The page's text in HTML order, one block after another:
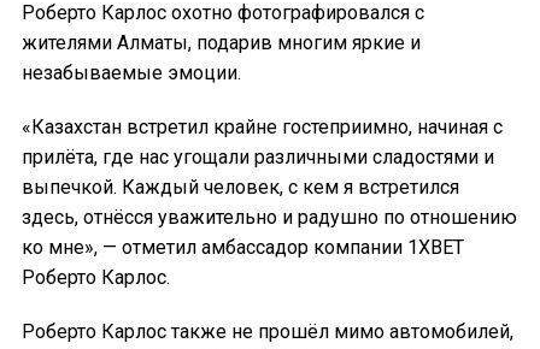
Роберто Карлос охотно фотографировался с
жителями Алматы, подарив многим яркие и
незабываемые эмоции.
«Казахстан встретил крайне гостеприимно, начиная с
прилёта, где нас угощали различными сладостями и
выпечкой. Каждый человек, с кем я встретился
здесь, отнёсся уважительно и радушно по отношению
ко мне», — отметил амбассадор компании 1XBET
Роберто Карлос.
Роберто Карлос также не прошёл мимо автомобилей,